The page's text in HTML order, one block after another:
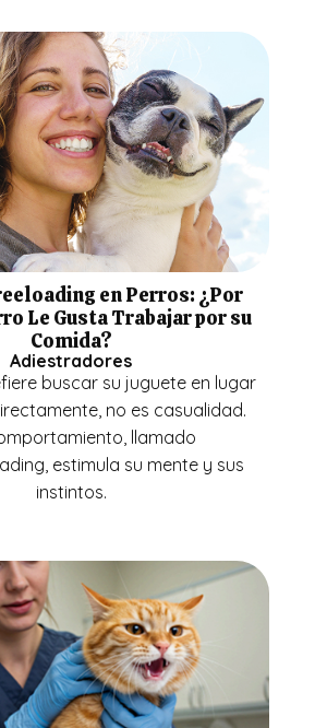
en Perros: ¿Por
Le Gusta Trabajar por su
Comida?
Adiestradores
buscar su juguete en lugar
no es casualidad.
llamado
estimula su mente y sus
instintos.